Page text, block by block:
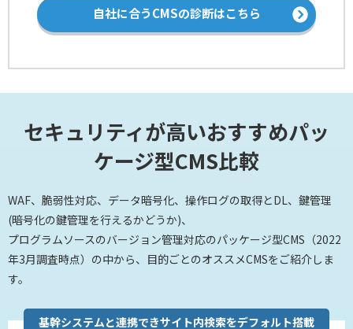
自社に合うCMSの診断はこちら
セキュリティが高いおすすめパッ
ケージ型CMS比較
WAF、脆弱性対応、データ暗号化、操作ログの取得とDL、鍵管理
(暗号化の鍵管理を行えるかどうか)、
プログラムソースのバージョン管理対応のパッケージ型CMS（2022
年3月調査時点）の中から、目的ごとのオススメCMSをご紹介しま
す。
基幹システムと連携できサイト内検索をデフォルト搭載